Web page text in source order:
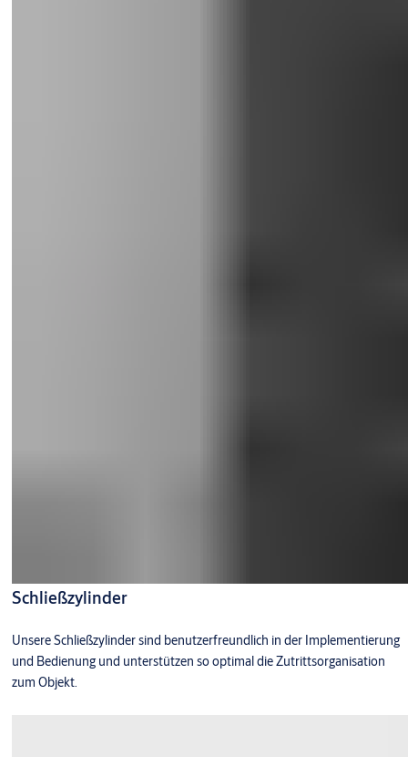
Schließzylinder
Unsere Schließzylinder sind benutzerfreundlich in der Implementierung
und Bedienung und unterstützen so optimal die Zutrittsorganisation
zum Objekt.